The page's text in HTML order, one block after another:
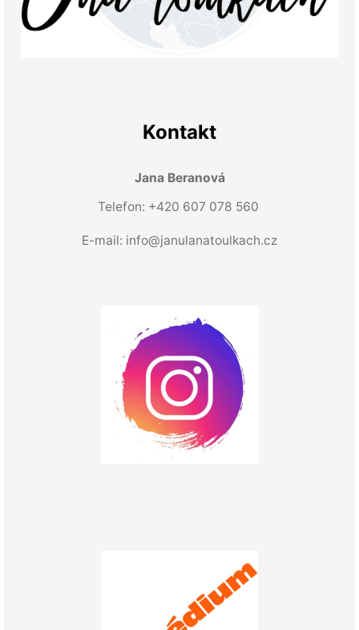
Kontakt
Jana Beranová
Telefon: +420 607 078 560
E-mail: info@janulanatoulkach.cz